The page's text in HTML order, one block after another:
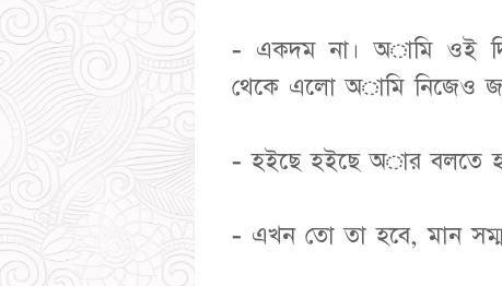
- একদম না। অামি ওই
থেকে এলো অামি নিজেও
- হইছে হইছে অার বলতে
- এখন তো তা হবে, মান